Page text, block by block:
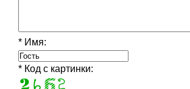
* Имя:
* Код с картинки: